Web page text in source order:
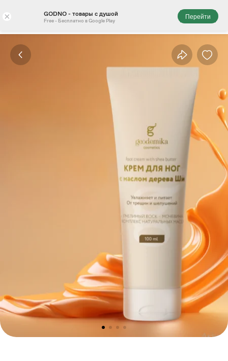
× GODNO - товары с душой
Free - Бесплатно в Google Play
Перейти